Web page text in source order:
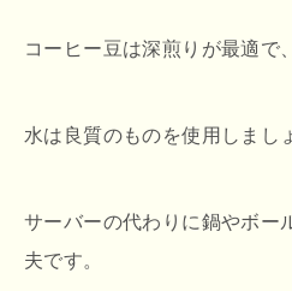
コーヒー豆は深煎りが最適で
水は良質のものを使用しまし
サーバーの代わりに鍋やボー
夫です。